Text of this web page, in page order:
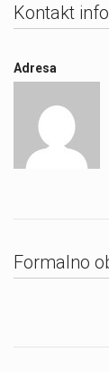
Kontakt
Adresa
Formalno